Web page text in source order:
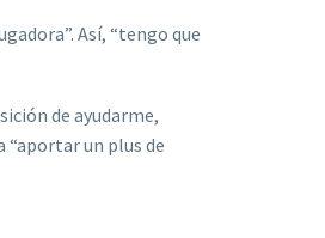
Así, “tengo que
de ayudarme,
“aportar un plus de